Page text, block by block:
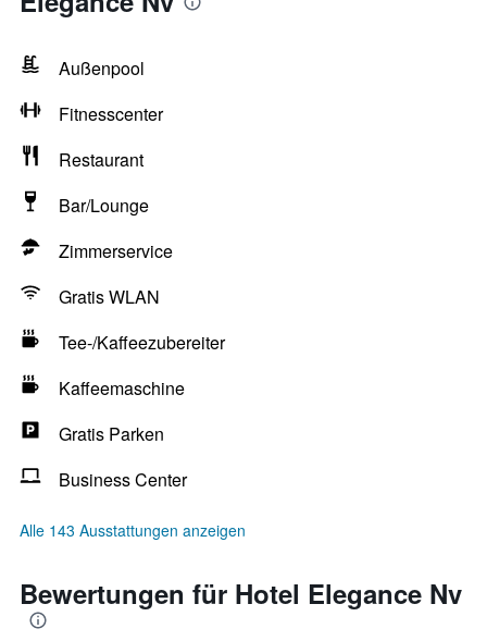
Außenpool
Fitnesscenter
Restaurant
Bar/Lounge
Zimmerservice
Gratis WLAN
Tee-/Kaffeezubereiter
Kaffeemaschine
Gratis Parken
Business Center
Alle 143 Ausstattungen anzeigen
Bewertungen für Hotel Elegance Nv